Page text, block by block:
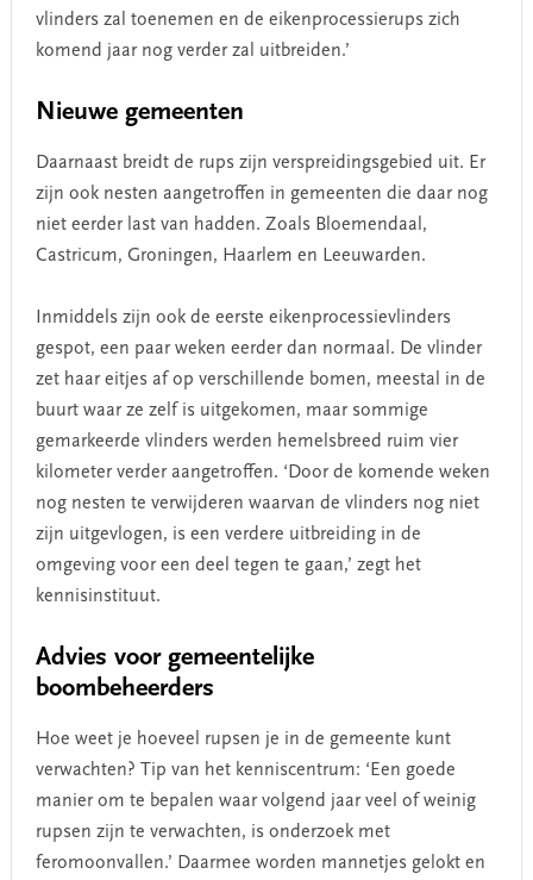
vlinders zal toenemen en de eikenprocessierups zich
komend jaar nog verder zal uitbreiden.’
Nieuwe gemeenten
Daarnaast breidt de rups zijn verspreidingsgebied uit. Er
zijn ook nesten aangetroffen in gemeenten die daar nog
niet eerder last van hadden. Zoals Bloemendaal,
Castricum, Groningen, Haarlem en Leeuwarden.
Inmiddels zijn ook de eerste eikenprocessievlinders
gespot, een paar weken eerder dan normaal. De vlinder
zet haar eitjes af op verschillende bomen, meestal in de
buurt waar ze zelf is uitgekomen, maar sommige
gemarkeerde vlinders werden hemelsbreed ruim vier
kilometer verder aangetroffen. ‘Door de komende weken
nog nesten te verwijderen waarvan de vlinders nog niet
zijn uitgevlogen, is een verdere uitbreiding in de
omgeving voor een deel tegen te gaan,’ zegt het
kennisinstituut.
Advies voor gemeentelijke
boombeheerders
Hoe weet je hoeveel rupsen je in de gemeente kunt
verwachten? Tip van het kenniscentrum: ‘Een goede
manier om te bepalen waar volgend jaar veel of weinig
rupsen zijn te verwachten, is onderzoek met
feromoonvallen.’ Daarmee worden mannetjes gelokt en